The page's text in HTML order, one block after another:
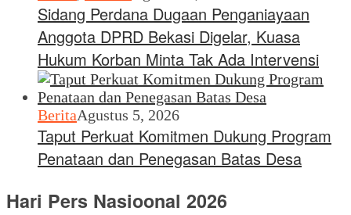
Sidang Perdana Dugaan Penganiayaan
Anggota DPRD Bekasi Digelar, Kuasa
Hukum Korban Minta Tak Ada Intervensi
BeritaAgustus 5, 2026
Taput Perkuat Komitmen Dukung Program
Penataan dan Penegasan Batas Desa
Hari Pers Nasioonal 2026